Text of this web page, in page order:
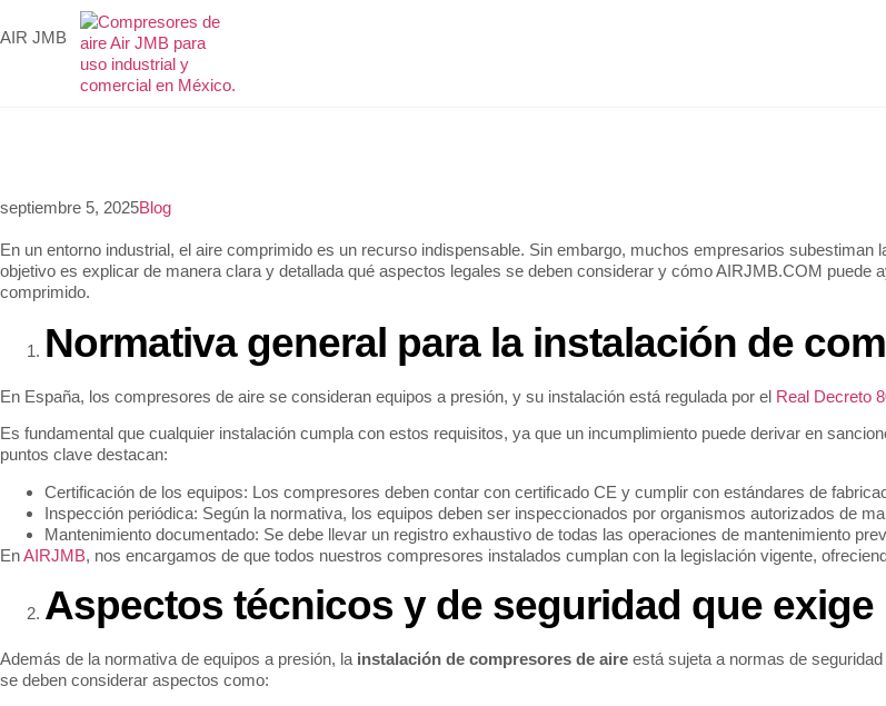
AIR JMB
septiembre 5, 2025Blog
En un entorno industrial, el aire comprimido es un recurso indispensable. Sin embargo, muchos empresarios
objetivo es explicar de manera clara y detallada qué aspectos legales se deben considerar y cómo AIRJMB.COM
comprimido.
Normativa general para la instalación de
En España, los compresores de aire se consideran equipos a presión, y su instalación está regulada por el Real Decreto
Es fundamental que cualquier instalación cumpla con estos requisitos, ya que un incumplimiento puede derivar en
puntos clave destacan:
Certificación de los equipos: Los compresores deben contar con certificado CE y cumplir con estándares de
Inspección periódica: Según la normativa, los equipos deben ser inspeccionados por organismos autorizados de
Mantenimiento documentado: Se debe llevar un registro exhaustivo de todas las operaciones de mantenimiento
EnAIRJMB, nos encargamos de que todos nuestros compresores instalados cumplan con la legislación vigente,
Aspectos técnicos y de seguridad que exige
Además de la normativa de equipos a presión, la instalación de compresores de aire está sujeta a normas de
se deben considerar aspectos como: